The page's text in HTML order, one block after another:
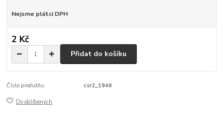
Nejsme plátci DPH
2 Kč
Přidat do košíku
Číslo produktu: csr2_1946
Do oblíbených